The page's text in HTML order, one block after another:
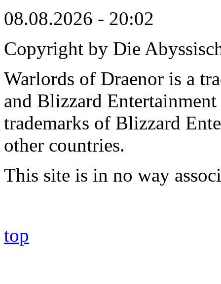
08.08.2026 - 20:02
Copyright by Die
Warlords of Draenor is a
and Blizzard
trademarks of Blizzard
other countries.
This site is in no way
top